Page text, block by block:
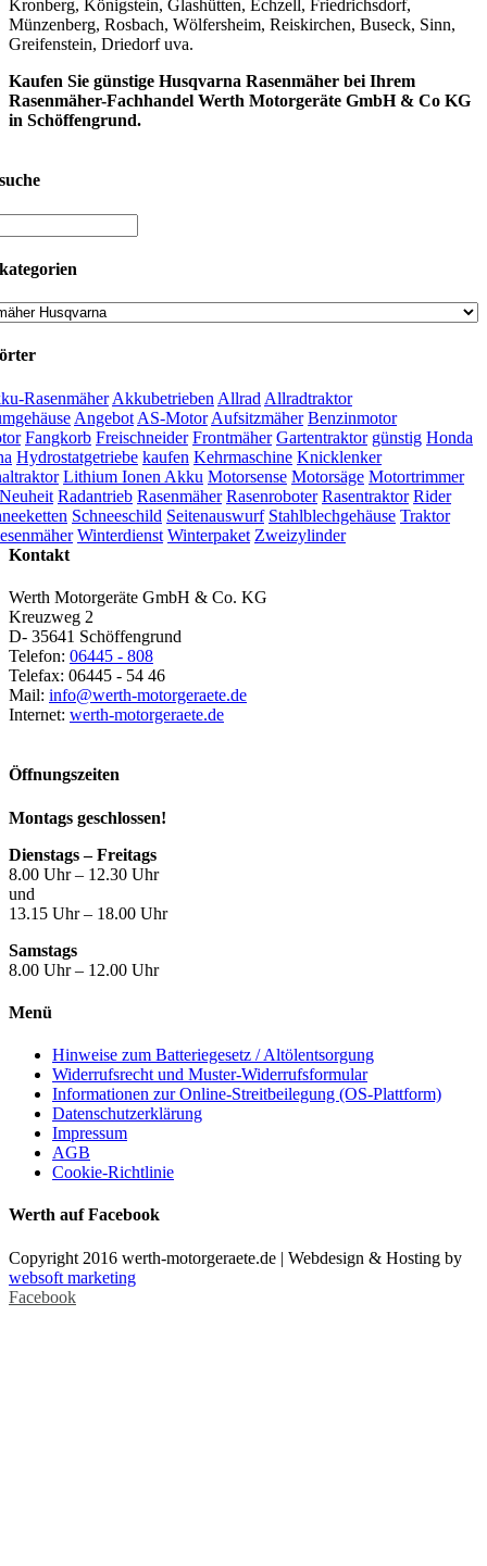
Kronberg, Königstein, Glashütten, Echzell, Friedrichsdorf,
Münzenberg, Rosbach, Wölfersheim, Reiskirchen, Buseck, Sinn,
Greifenstein, Driedorf uva.
Kaufen Sie günstige Husqvarna Rasenmäher bei Ihrem
Rasenmäher-Fachhandel Werth Motorgeräte GmbH & Co KG
in Schöffengrund.
Rasenmäher Akkubetrieben Allrad Allradtraktor
Angebot AS-Motor Aufsitzmäher Benzinmotor
Fangkorb Freischneider Frontmäher Gartentraktor günstig Honda
Hydrostatgetriebe kaufen Kehrmaschine Knicklenker
Lithium Ionen Akku Motorsense Motorsäge Motortrimmer
Neuheit Radantrieb Rasenmäher Rasenroboter Rasentraktor Rider
Schneeschild Seitenauswurf Stahlblechgehäuse Traktor
Winterdienst Winterpaket Zweizylinder
Kontakt
Werth Motorgeräte GmbH & Co. KG
Kreuzweg 2
D- 35641 Schöffengrund
Telefon: 06445 - 808
Telefax: 06445 - 54 46
Mail: info@werth-motorgeraete.de
Internet: werth-motorgeraete.de
Öffnungszeiten
Montags geschlossen!
Dienstags – Freitags
8.00 Uhr – 12.30 Uhr
und
13.15 Uhr – 18.00 Uhr
Samstags
8.00 Uhr – 12.00 Uhr
Menü
Hinweise zum Batteriegesetz / Altölentsorgung
Widerrufsrecht und Muster-Widerrufsformular
Informationen zur Online-Streitbeilegung (OS-Plattform)
Datenschutzerklärung
Impressum
AGB
Cookie-Richtlinie
Werth auf Facebook
Copyright 2016 werth-motorgeraete.de | Webdesign & Hosting by
websoft marketing
Facebook